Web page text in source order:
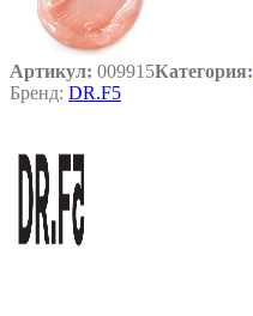
Артикул: 009915Категория:
Бренд: DR.F5